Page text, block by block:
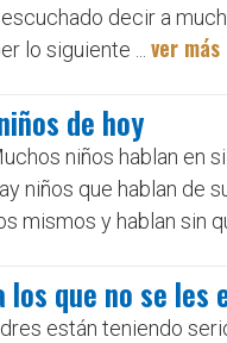
decir a
lo siguiente ... ver más
de hoy
niños hablan en
niños que hablan de
mismos y hablan sin
que no se les
están teniendo